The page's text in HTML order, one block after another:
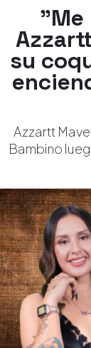
"Me
su
Azzartt
Bambino